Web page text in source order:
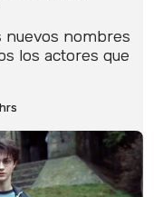
nuevos nombres
los actores que